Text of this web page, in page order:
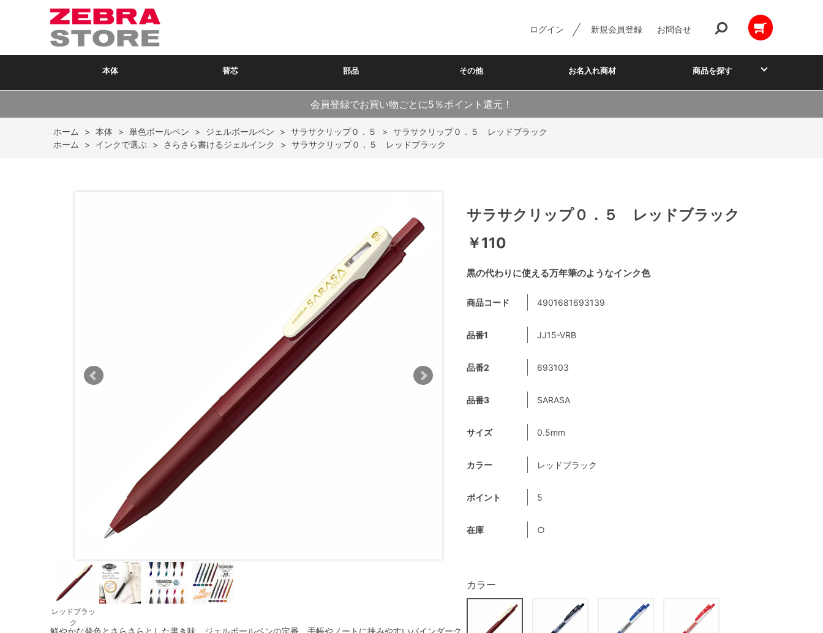
ログイン 新規会員登録 お問合せ
本体 替芯 部品 その他 お名入れ商材 商品を探す
会員登録でお買い物ごとに5％ポイント還元！
ホーム > 本体 > 単色ボールペン > ジェルボールペン > サラサクリップ０．５ > サラサクリップ０．５ レッドブラック
ホーム
> インクで選ぶ > さらさら書けるジェルインク > サラサクリップ０．５ レッドブラック
レッドブラッ
ク
鮮やかな発色とさらさらとした書き味。ジェルボールペンの定番。手帳やノートに挟みやすいバインダーク
黒の代わりに使える万年筆のようなインク色
サラサクリップ０．５ レッドブラック
￥110
商品コード 4901681693139
品番1 JJ15-VRB
品番2 693103
品番3 SARASA
サイズ 0.5mm
カラー レッドブラック
ポイント 5
在庫 ○
カラー